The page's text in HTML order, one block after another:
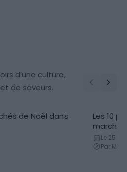
d’une culture,
de saveurs.
de Noël dans
Les 10
Le 25
Par